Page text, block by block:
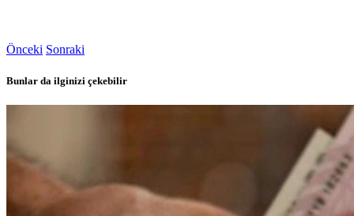
Önceki Sonraki
Bunlar da ilginizi çekebilir